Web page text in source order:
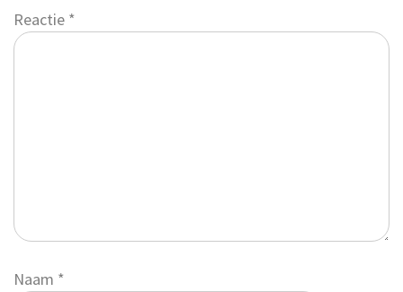
Reactie *
Naam *